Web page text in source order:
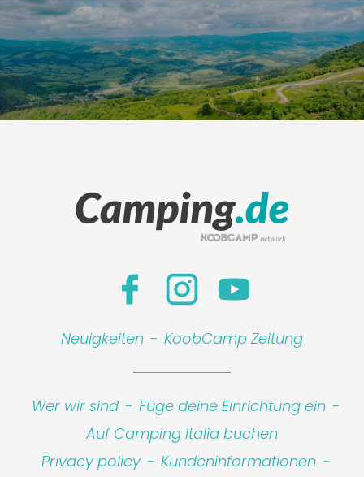
Neuigkeiten - KoobCamp Zeitung
Wer wir sind - Füge deine Einrichtung ein -
Auf Camping Italia buchen
Privacy policy - Kundeninformationen -